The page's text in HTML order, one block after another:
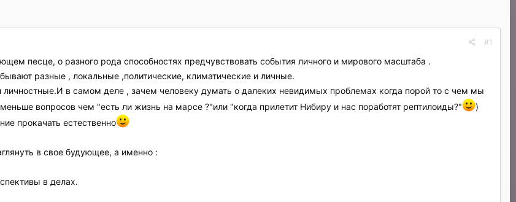
#1
песце, о разного рода способностях предчувствовать события личного и мирового масштаба .
разные , локальные ,политические, климатические и личные.
в самом деле , зачем человеку думать о далеких невидимых проблемах когда порой то с чем мы
вопросов чем "есть ли жизнь на марсе ?"или "когда прилетит Нибиру и нас поработят рептилоиды?"
)
прокачать естественно
в свое будующее, а именно :
в делах.